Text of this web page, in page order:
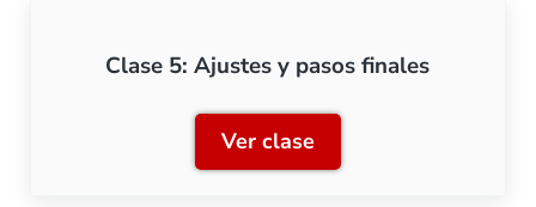
Clase 5: Ajustes y pasos finales
Ver claseClase 5: Ajustes y pasos